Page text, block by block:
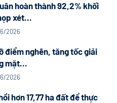
hoàn thành 92,2% khối
xét...
2026
điểm nghẽn, tăng tốc giải
mặt...
2026
hơn 17,77 ha đất để thực